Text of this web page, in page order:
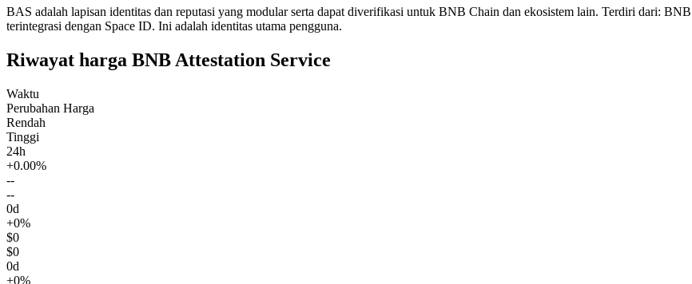
BAS adalah lapisan identitas dan reputasi yang modular serta dapat diverifikasi untuk BNB Chain dan ekosistem lain. Terdiri dari:
terintegrasi dengan Space ID. Ini adalah identitas utama pengguna.
Riwayat harga BNB Attestation Service
Waktu
Perubahan Harga
Rendah
Tinggi
24h
+0.00%
--
--
0d
+0%
$0
$0
0d
+0%